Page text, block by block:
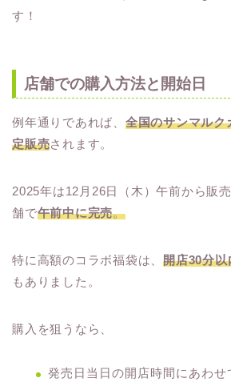
す！
店舗での購入方法と開始日
例年通りであれば、 全国のサンマルク
定販売されます。
2025年は12月26日（木）午前から販
舗で午前中に完売。
特に高額のコラボ福袋は、開店30分
もありました。
購入を狙うなら、
発売日当日の開店時間にあわせ